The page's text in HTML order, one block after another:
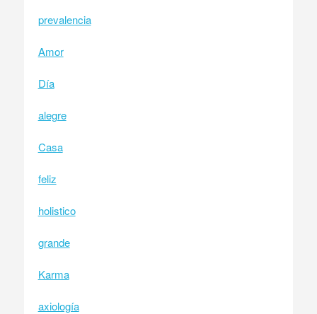
prevalencia
Amor
Día
alegre
Casa
feliz
holistico
grande
Karma
axiología